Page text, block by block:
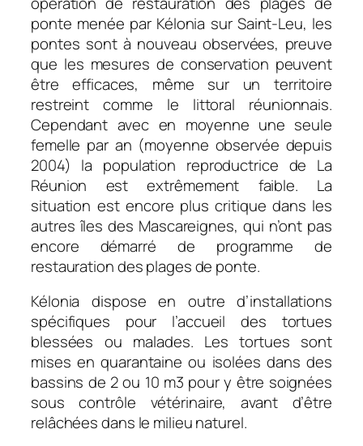
ponte menée par Kélonia sur Saint-Leu, les
pontes sont à nouveau observées, preuve
que les mesures de conservation peuvent
être efficaces, même sur un territoire
restreint comme le littoral réunionnais.
Cependant avec en moyenne une seule
femelle par an (moyenne observée depuis
2004) la population reproductrice de La
Réunion est extrêmement faible. La
situation est encore plus critique dans les
autres îles des Mascareignes, qui n’ont pas
encore démarré de programme de
restauration des plages de ponte.
Kélonia dispose en outre d’installations
spécifiques pour l’accueil des tortues
blessées ou malades. Les tortues sont
mises en quarantaine ou isolées dans des
bassins de 2 ou 10 m3 pour y être soignées
sous contrôle vétérinaire, avant d’être
relâchées dans le milieu naturel.